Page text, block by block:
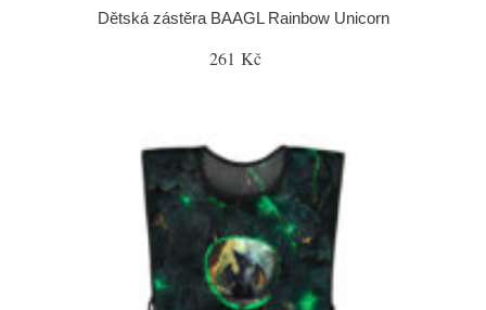
Dětská zástěra BAAGL Rainbow Unicorn
261 Kč